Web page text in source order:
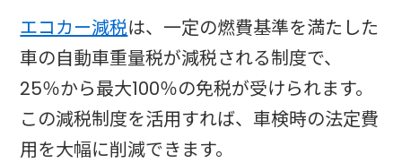
エコカー減税は、一定の燃費基準を満たした
車の自動車重量税が減税される制度で、
25％から最大100％の免税が受けられます。
この減税制度を活用すれば、車検時の法定費
用を大幅に削減できます。